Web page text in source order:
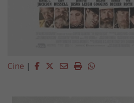
Cine | Facebook
Twitter
EmailImprimirWhatsapp